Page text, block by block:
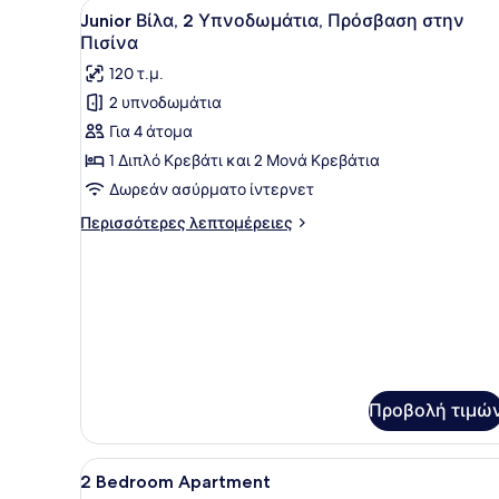
Ιδιωτική
Πισίνα,
Στην
πισίνα
Προβολή
όλων
των
φωτογραφιών
για
Junior
Βίλα,
2
Υπνοδωμάτια,
Πρόσβαση
Ένα υπνοδωμάτιο με ένα
9
Junior Βίλα, 2 Υπνοδωμάτια, Πρόσβαση στην
Πισίνα
120 τ.μ.
2 υπνοδωμάτια
Για 4 άτομα
1 Διπλό Κρεβάτι και 2 Μονά Κρεβάτια
Δωρεάν ασύρματο ίντερνετ
Περισσότερες λεπτομέρειες
Περισσότερες
Προβολή
Προβολή
Χρηματοκιβώτιο στο
9
2 Bedroom Apartment